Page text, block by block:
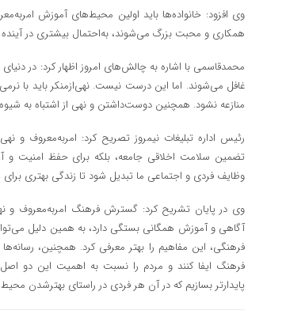
وی افزود: خانواده‌ها باید اولین محیط‌های آموزش
همکاری و محبت بزرگ می‌شوند، به‌احتمال بیشتری در
محمدقاسمی با اشاره به چالش‌های امروز اظهار کرد: در
غافل می‌شوند. اما این درست نیست. نهی‌ازمنکر باید با نرمی
منازعه نشود. همچنین دوست‌داشتن و نهی از اشتباه به
رئیس اداره تبلیغات نیمروز تصریح کرد: امربه‌معروف و
تضمین سلامت اخلاقی جامعه، بلکه برای حفظ امنیت و
وظایف فردی و اجتماعی ما تبدیل شود تا زندگی بهتری برای
وی در پایان تشریح کرد: گسترش فرهنگ امربه‌معروف و
آگاهی و آموزش همگانی بستگی دارد، به همین دلیل
فرهنگی، این مفاهیم را بهتر معرفی کرد. همچنین،
فرهنگ ایفا کنند و مردم را نسبت به اهمیت این دو اصل
پایدارتر بسازیم که در آن هر فردی در راستای بهترشدن